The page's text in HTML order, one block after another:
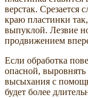
верстак.
краю пластинки
выпуклой. Лезвие
продвижением
Если обработка
опасной,
высыхания с
будет более